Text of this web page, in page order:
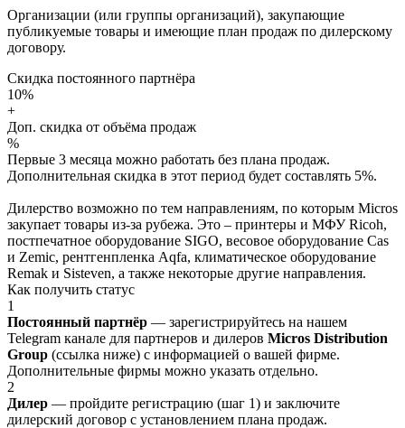
Организации (или группы организаций), закупающие
публикуемые товары и имеющие план продаж по дилерскому
договору.
Скидка постоянного партнёра
10%
+
Доп. скидка от объёма продаж
%
Первые 3 месяца можно работать без плана продаж.
Дополнительная скидка в этот период будет составлять 5%.
Дилерство возможно по тем направлениям, по которым Micros
закупает товары из-за рубежа. Это – принтеры и МФУ Ricoh,
постпечатное оборудование SIGO, весовое оборудование Cas
и Zemic, рентгенпленка Aqfa, климатическое оборудование
Remak и Sisteven, а также некоторые другие направления.
Как получить статус
1
Постоянный партнёр — зарегистрируйтесь на нашем
Telegram канале для партнеров и дилеров Micros Distribution
Group (ссылка ниже) с информацией о вашей фирме.
Дополнительные фирмы можно указать отдельно.
2
Дилер — пройдите регистрацию (шаг 1) и заключите
дилерский договор с установлением плана продаж.